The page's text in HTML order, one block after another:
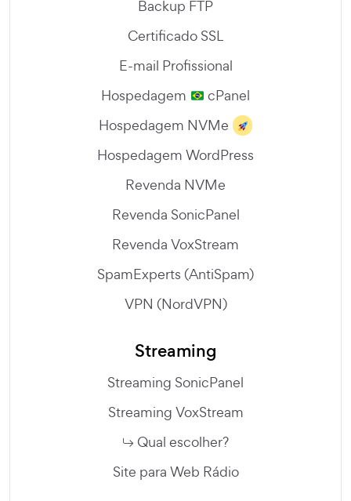
Backup FTP
Certificado SSL
E-mail Profissional
Hospedagem
cPanel
Hospedagem NVMe
Hospedagem WordPress
Revenda NVMe
Revenda SonicPanel
Revenda VoxStream
SpamExperts (AntiSpam)
VPN (NordVPN)
Streaming
Streaming SonicPanel
Streaming VoxStream
Qual escolher?
Site para Web Rádio